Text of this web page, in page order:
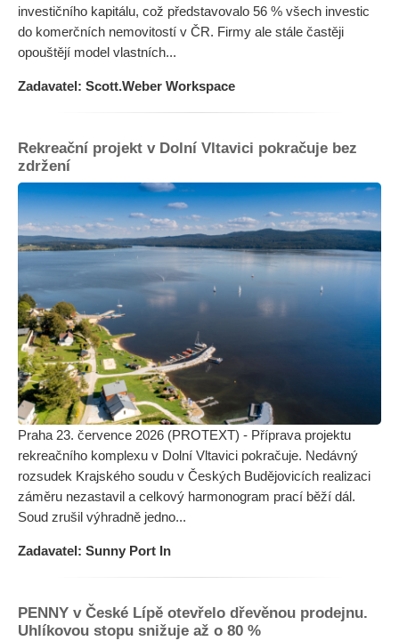
investičního kapitálu, což představovalo 56 % všech investic
do komerčních nemovitostí v ČR. Firmy ale stále častěji
opouštějí model vlastních...
Zadavatel: Scott.Weber Workspace
Rekreační projekt v Dolní Vltavici pokračuje bez
zdržení
Praha 23. července 2026 (PROTEXT) - Příprava projektu
rekreačního komplexu v Dolní Vltavici pokračuje. Nedávný
rozsudek Krajského soudu v Českých Budějovicích realizaci
záměru nezastavil a celkový harmonogram prací běží dál.
Soud zrušil výhradně jedno...
Zadavatel: Sunny Port In
PENNY v České Lípě otevřelo dřevěnou prodejnu.
Uhlíkovou stopu snižuje až o 80 %